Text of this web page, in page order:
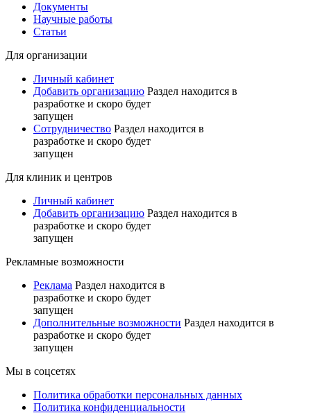
Документы
Научные работы
Статьи
Для организации
Личный кабинет
Добавить организацию Раздел находится в
разработке и скоро будет
запущен
Сотрудничество Раздел находится в
разработке и скоро будет
запущен
Для клиник и центров
Личный кабинет
Добавить организацию Раздел находится в
разработке и скоро будет
запущен
Рекламные возможности
Реклама Раздел находится в
разработке и скоро будет
запущен
Дополнительные возможности Раздел находится в
разработке и скоро будет
запущен
Мы в соцсетях
Политика обработки персональных данных
Политика конфиденциальности